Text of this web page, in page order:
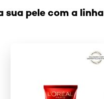
sua pele com a linha